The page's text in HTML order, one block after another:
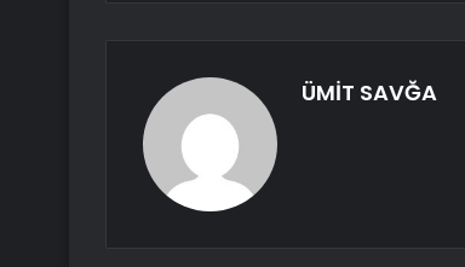
ÜMİT SAVĞA